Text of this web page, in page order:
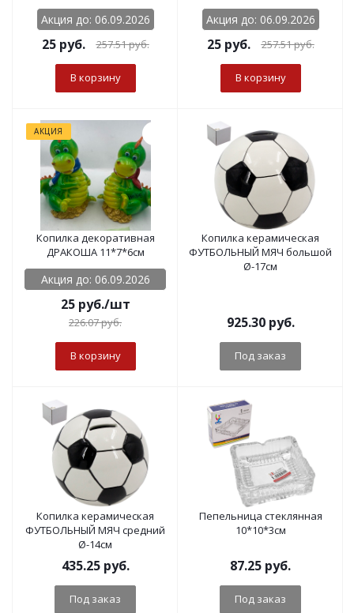
Акция до: 06.09.2026
25руб. 257.51руб.
В корзину
Акция до: 06.09.2026
25руб. 257.51руб.
В корзину
АКЦИЯ
Копилка декоративная
ДРАКОША 11*7*6см
Акция до: 06.09.2026
25руб./шт
226.07руб.
В корзину
Копилка керамическая
ФУТБОЛЬНЫЙ МЯЧ большой
Ø-17см
925.30руб.
Под заказ
Копилка керамическая
ФУТБОЛЬНЫЙ МЯЧ средний
Ø-14см
435.25руб.
Под заказ
Пепельница стеклянная
10*10*3см
87.25 руб.
Под заказ